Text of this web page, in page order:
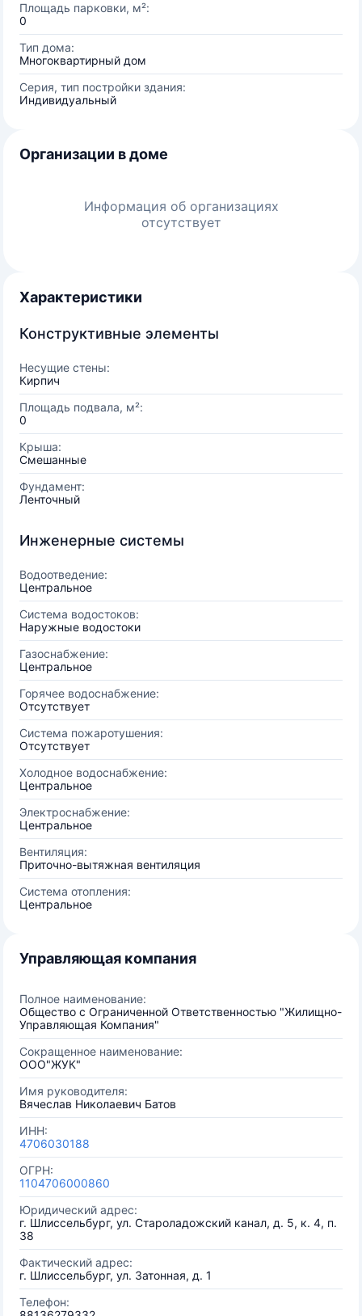
Площадь парковки, м²:
0
Тип дома:
Многоквартирный дом
Серия, тип постройки здания:
Индивидуальный
Организации в доме
Информация об организациях
отсутствует
Характеристики
Конструктивные элементы
Несущие стены:
Кирпич
Площадь подвала, м²:
0
Крыша:
Смешанные
Фундамент:
Ленточный
Инженерные системы
Водоотведение:
Центральное
Система водостоков:
Наружные водостоки
Газоснабжение:
Центральное
Горячее водоснабжение:
Отсутствует
Система пожаротушения:
Отсутствует
Холодное водоснабжение:
Центральное
Электроснабжение:
Центральное
Вентиляция:
Приточно-вытяжная вентиляция
Система отопления:
Центральное
Управляющая компания
Полное наименование:
Общество с Ограниченной Ответственностью "Жилищно-
Управляющая Компания"
Сокращенное наименование:
ООО"ЖУК"
Имя руководителя:
Вячеслав Николаевич Батов
ИНН:
4706030188
ОГРН:
1104706000860
Юридический адрес:
г. Шлиссельбург, ул. Староладожский канал, д. 5, к. 4, п.
38
Фактический адрес:
г. Шлиссельбург, ул. Затонная, д. 1
Телефон: